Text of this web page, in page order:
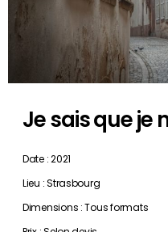
Je sais que je
Date : 2021
Lieu : Strasbourg
Dimensions : Tous formats